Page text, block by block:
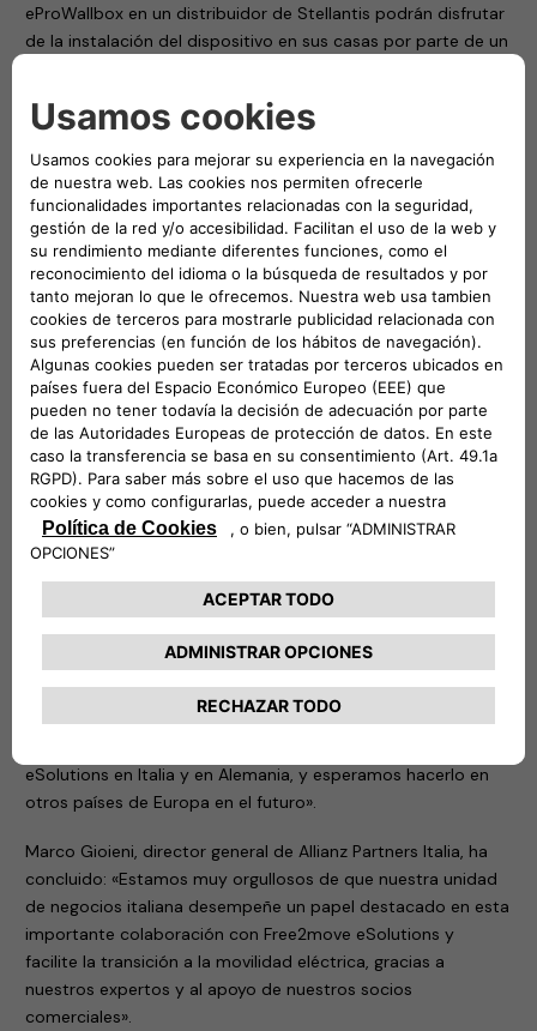
eProWallbox en un distribuidor de Stellantis podrán disfrutar
de la instalación del dispositivo en sus casas por parte de un
wallbox de Free2move eSolutions en Italia y Alemania, y, en
un futuro próximo, en otros países europeos.
Mathilde Lheureux, directora general de Free2Move
eSolutions, nos ha comentado: «Estamos encantados de
colaborar con Allianz Partners para la instalación de nuestras
wallbox vendidas por los distribuidores de Stellantis. Allianz
Partners es un socio fiable y experimentado que puede
acompañar a nuestros clientes en toda Italia. Puede
garantizar un proceso sencillo y directo para la instalación
de nuestros easyWallbox y eProWallbox, tanto en viviendas
unifamiliares como en bloques de apartamentos. Esta
colaboración supone un paso importante para llevar la
movilidad eléctrica a los hogares de nuestros clientes.
Laurent Floquet, CEO Mobility & Assistance de Allianz
Partners, ha añadido: «Estamos muy contentos de poner
nuestra red de electricistas experimentados a disposición de
Free2move eSolutions, uno de los líderes en soluciones y
servicios de carga. No solo queremos ser un socio de
confianza en la movilidad eléctrica, sino también acompañar
a los clientes a lo largo de todo el proceso “customer
journey” en el mundo EV, incluida la recarga doméstica.
eSolutions en Italia y en Alemania, y esperamos hacerlo en
otros países de Europa en el futuro».
Marco Gioieni, director general de Allianz Partners Italia, ha
concluido: «Estamos muy orgullosos de que nuestra unidad
de negocios italiana desempeñe un papel destacado en esta
importante colaboración con Free2move eSolutions y
facilite la transición a la movilidad eléctrica, gracias a
nuestros expertos y al apoyo de nuestros socios
comerciales».